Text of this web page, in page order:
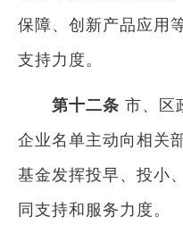
保障、创新产品应用
支持力度。
第十二条 市、区
企业名单主动向相关
基金发挥投早、投小
同支持和服务力度。